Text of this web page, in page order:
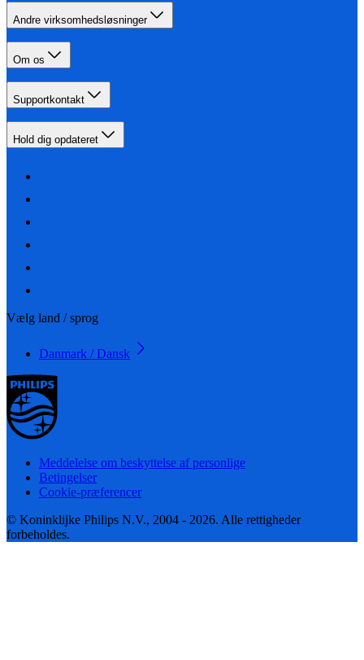
Andre virksomhedsløsninger
Om os
Supportkontakt
Hold dig opdateret
Vælg land / sprog
Danmark / Dansk
Meddelelse om beskyttelse af personlige
Betingelser
Cookie-præferencer
© Koninklijke Philips N.V., 2004 - 2026. Alle rettigheder
forbeholdes.